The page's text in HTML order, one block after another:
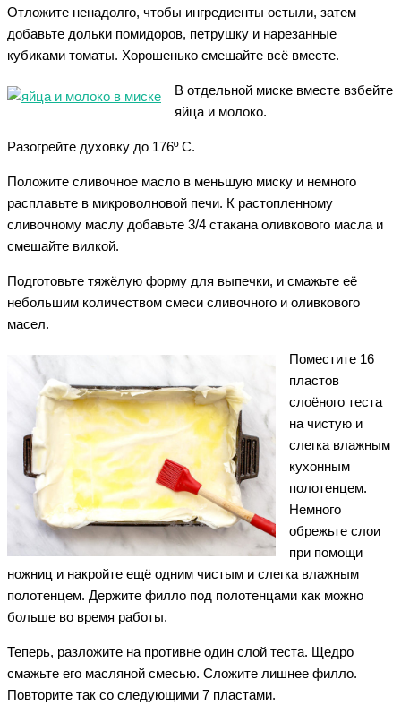
Отложите ненадолго, чтобы ингредиенты остыли, затем
добавьте дольки помидоров, петрушку и нарезанные
кубиками томаты. Хорошенько смешайте всё вместе.
В отдельной миске вместе взбейте
яйца и молоко.
Разогрейте духовку до 176º C.
Положите сливочное масло в меньшую миску и немного
расплавьте в микроволновой печи. К растопленному
сливочному маслу добавьте 3/4 стакана оливкового масла и
смешайте вилкой.
Подготовьте тяжёлую форму для выпечки, и смажьте её
небольшим количеством смеси сливочного и оливкового
масел.
Поместите 16
пластов
слоёного теста
на чистую и
слегка влажным
кухонным
полотенцем.
Немного
обрежьте слои
при помощи
ножниц и накройте ещё одним чистым и слегка влажным
полотенцем. Держите филло под полотенцами как можно
больше во время работы.
Теперь, разложите на противне один слой теста. Щедро
смажьте его масляной смесью. Сложите лишнее филло.
Повторите так со следующими 7 пластами.